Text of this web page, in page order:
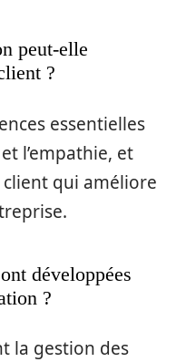
peut-elle
?
essentielles
l’empathie, et
qui améliore
développées
?
la gestion des